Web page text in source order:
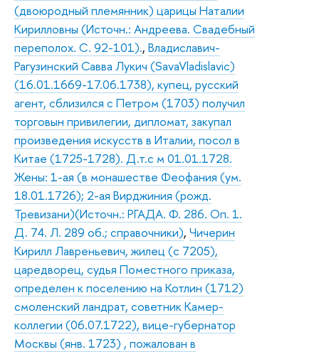
(двоюродный племянник) царицы Наталии
Кирилловны (Источн.: Андреева. Свадебный
переполох. С. 92-101)., Владиславич-
Рагузинский Савва Лукич (SavaVladislavic)
(16.01.1669-17.06.1738), купец, русский
агент, сблизился с Петром (1703) получил
торговын привилегии, дипломат, закупал
произведения искусств в Италии, посол в
Китае (1725-1728). Д.т.с м 01.01.1728.
Жены: 1-ая (в монашестве Феофания (ум.
18.01.1726); 2-ая Вирджиния (рожд.
Тревизани)(Источн.: РГАДА. Ф. 286. Оп. 1.
Д. 74. Л. 289 об.; справочники), Чичерин
Кирилл Лавреньевич, жилец (с 7205),
царедворец, судья Поместного приказа,
определен к поселению на Котлин (1712)
смоленский ландрат, советник Камер-
коллегии (06.07.1722), вице-губернатор
Москвы (янв. 1723) , пожалован в